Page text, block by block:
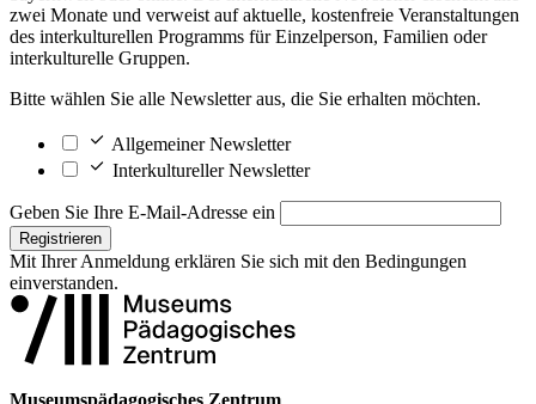
zwei Monate und verweist auf aktuelle, kostenfreie Veranstaltungen
des interkulturellen Programms für Einzelperson, Familien oder
interkulturelle Gruppen.
Bitte wählen Sie alle Newsletter aus, die Sie erhalten möchten.
Allgemeiner Newsletter
Interkultureller Newsletter
Geben Sie Ihre E-Mail-Adresse ein
Registrieren
Mit Ihrer Anmeldung erklären Sie sich mit den Bedingungen
einverstanden.
Museumspädagogisches Zentrum